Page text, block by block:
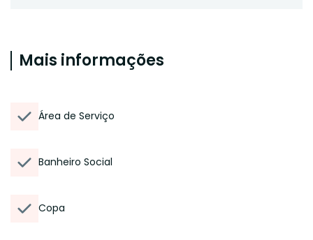
Mais informações
Área de Serviço
Banheiro Social
Copa